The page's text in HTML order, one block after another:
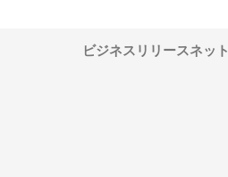
ビジネスリリースネット